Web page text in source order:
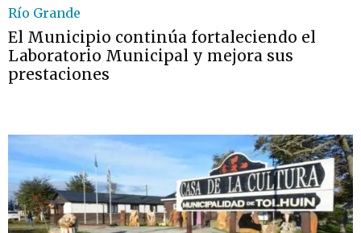
Río Grande
El Municipio continúa fortaleciendo el
Laboratorio Municipal y mejora sus
prestaciones